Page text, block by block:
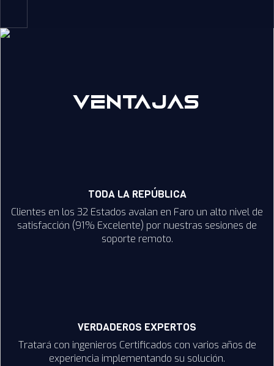
Ventajas
TODA LA REPÚBLICA
Clientes en los 32 Estados avalan en Faro un alto nivel de
satisfacción (91% Excelente) por nuestras sesiones de
soporte remoto.
VERDADEROS EXPERTOS
Tratará con ingenieros Certificados con varios años de
experiencia implementando su solución.